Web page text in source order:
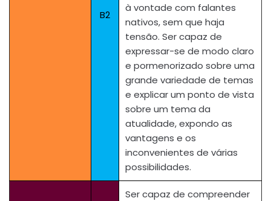
B2
à vontade com falantes
nativos, sem que haja
tensão. Ser capaz de
expressar-se de modo claro
e pormenorizado sobre uma
grande variedade de temas
e explicar um ponto de vista
sobre um tema da
atualidade, expondo as
vantagens e os
inconvenientes de várias
possibilidades.
Ser capaz de compreender